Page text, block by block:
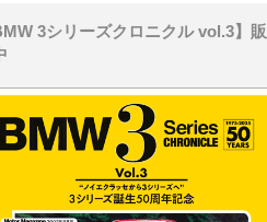
3シリーズクロニクル vol.3】販